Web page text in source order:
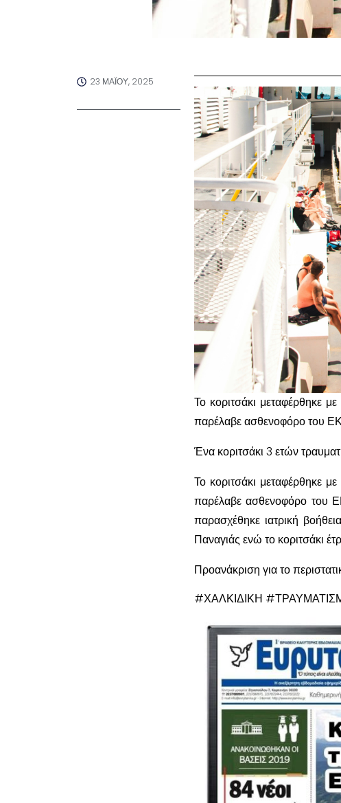
23 ΜΑΪ́ΟΥ, 2025
Το κοριτσάκι μεταφέρθηκε
παρέλαβε ασθενοφόρο του
Ένα κοριτσάκι 3 ετών
Το κοριτσάκι μεταφέρθηκε
παρέλαβε ασθενοφόρο του
παρασχέθηκε ιατρική
Παναγιάς ενώ το κοριτσάκι
Προανάκριση για το
#ΧΑΛΚΙΔΙΚΗ